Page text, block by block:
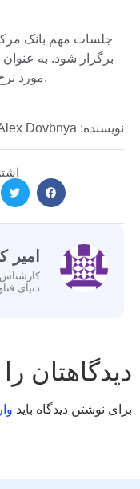
جلسات مهم بانک
برگزار شود. به عنوان
مورد نرخ بهره در روز سه شنبه اعلام خواهد کرد.
نویسنده: Alex Dovbnya
امیر
کارشناس
دنیای
دیدگاهتان
برای نوشتن دیدگاه باید